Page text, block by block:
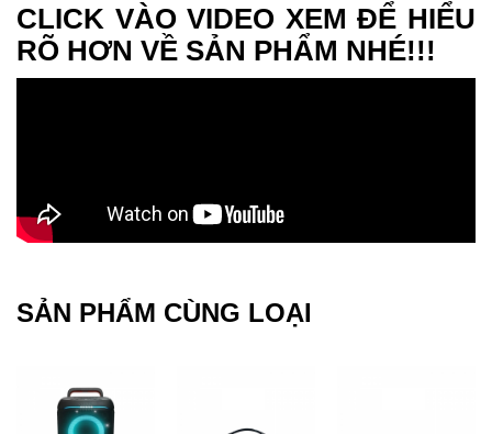
CLICK VÀO VIDEO XEM ĐỂ HIỂU
RÕ HƠN VỀ SẢN PHẨM NHÉ!!!
SẢN PHẨM CÙNG LOẠI